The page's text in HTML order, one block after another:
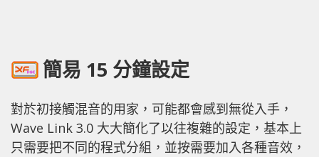
簡易 15 分鐘設定
對於初接觸混音的用家，可能都會感到無從入手，
Wave Link 3.0 大大簡化了以往複雜的設定，基本上
只需要把不同的程式分組，並按需要加入各種音效，